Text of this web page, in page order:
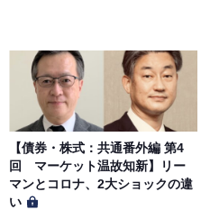
【債券・株式：共通番外編 第4
回 マーケット温故知新】リー
マンとコロナ、2大ショックの違
い